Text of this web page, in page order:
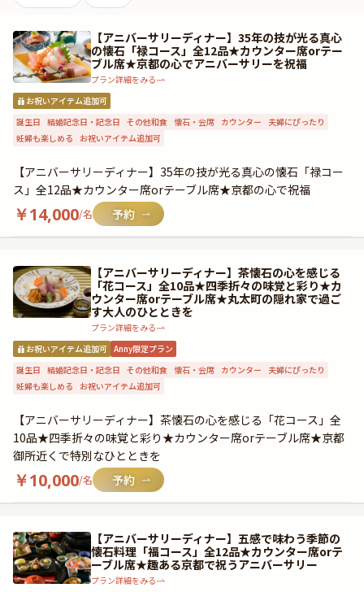
【アニバーサリーディナー】35年の技が光る真心
の懐石「禄コース」全12品★カウンター席orテー
ブル席★京都の心でアニバーサリーを祝福
プラン詳細をみる
お祝いアイテム追加可
誕生日 結婚記念日・記念日 その他和食 懐石・会席 カウンター
夫婦にぴったり
妊婦も楽しめる
お祝いアイテム追加可
【アニバーサリーディナー】35年の技が光る真心の懐石「禄コー
ス」全12品★カウンター席orテーブル席★京都の心で祝福
￥14,000/名
【アニバーサリーディナー】茶懐石の心を感じる
「花コース」全10品★四季折々の味覚と彩り★カ
ウンター席orテーブル席★丸太町の隠れ家で過ご
す大人のひとときを
プラン詳細をみる
お祝いアイテム追加可 Anny限定プラン
誕生日 結婚記念日・記念日 その他和食 懐石・会席 カウンター
夫婦にぴったり
妊婦も楽しめる
お祝いアイテム追加可
【アニバーサリーディナー】茶懐石の心を感じる「花コース」全
10品★四季折々の味覚と彩り★カウンター席orテーブル席★京都
御所近くで特別なひとときを
￥10,000/名
【アニバーサリーディナー】五感で味わう季節の
懐石料理「福コース」全12品★カウンター席orテ
ーブル席★趣ある京都で祝うアニバーサリー
プラン詳細をみる